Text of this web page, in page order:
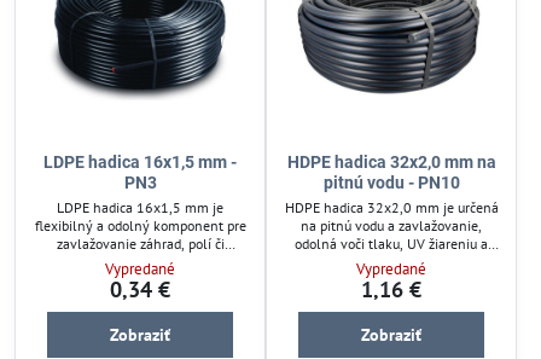
Výber hadice na vodu závisí od priemeru, tlaku a typu závlahy. Pre
menšie záhrady sú vhodné LDPE hadice, pre hlavné rozvody
odporúčame HDPE hadice.
16 mm – kvapková závlaha
25 mm – bežná záhrada
32 mm – väčšie systémy
LDPE hadica 16x1,5 mm -
PN3
LDPE hadica 16x1,5 mm je
flexibilný a odolný komponent pre
zavlažovanie záhrad, polí či
skleníkov. Vhodná na rozvod vody v
kvapkových a mikrozavlažovacích
systémoch s pracovným tlakom do
3 barov. Ľahká manipulácia,
odolnosť voči UV žiareniu a
Vypredané
0,34 €
Zobraziť
HDPE hadica 32x2,0 mm na
pitnú vodu - PN10
HDPE hadica 32x2,0 mm je určená
na pitnú vodu a zavlažovanie,
odolná voči tlaku, UV žiareniu a
poveternostným vplyvom. Materiál
vysokohustotného polyetylénu
zabezpečuje pevnosť a dlhú
životnosť. Hadica je vhodná pre
podzemné i povrchové vedenie,
Vypredané
1,16 €
Zobraziť